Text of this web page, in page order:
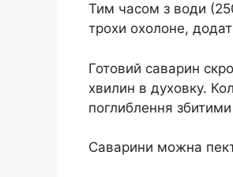
Тим часом з води
трохи охолоне,
Готовий саварин
хвилин в духовку.
поглиблення
Саварини можна